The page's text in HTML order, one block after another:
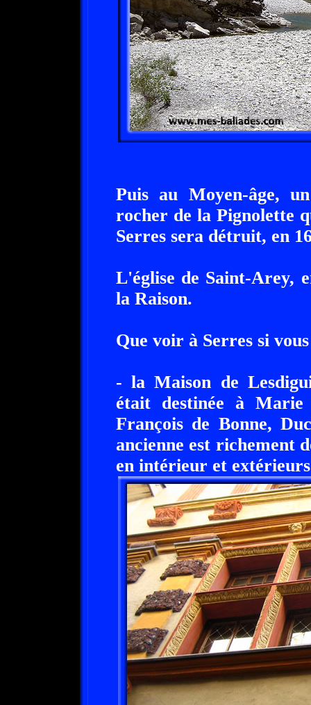
Puis au Moyen-âge,
rocher de la Pignolette
Serres sera détruit, en
L'église de Saint-Arey,
la Raison.
Que voir à Serres si
- la Maison de
était destinée à Marie
François de Bonne,
ancienne est richement
en intérieur et